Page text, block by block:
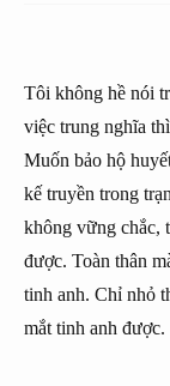
Tôi không hề nói
việc trung nghĩa
Muốn bảo hộ
kế truyền trong
không vững chắc,
được. Toàn thân
tinh anh. Chỉ nhỏ
mắt tinh anh được.